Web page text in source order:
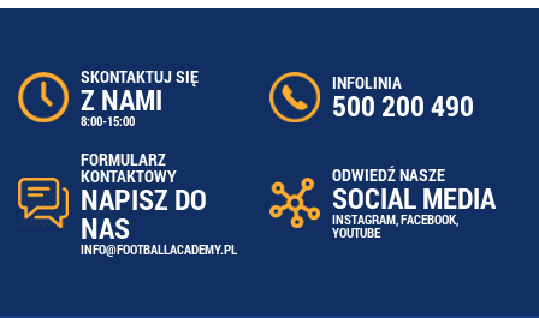
SKONTAKTUJ SIĘ
Z NAMI
8:00-15:00
INFOLINIA
500 200 490
FORMULARZ
KONTAKTOWY
NAPISZ DO
NAS
INFO@FOOTBALLACADEMY.PL
ODWIEDŹ NASZE
SOCIAL MEDIA
INSTAGRAM,FACEBOOK,
YOUTUBE